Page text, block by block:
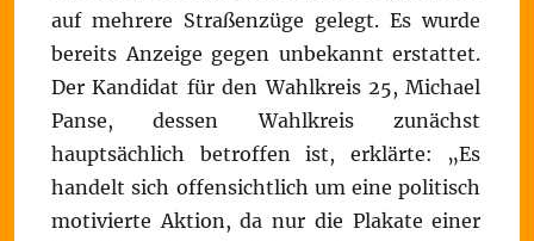
auf mehrere Straßenzüge gelegt. Es wurde
bereits Anzeige gegen unbekannt erstattet.
Der Kandidat für den Wahlkreis 25, Michael
Panse, dessen Wahlkreis zunächst
hauptsächlich betroffen ist, erklärte: „Es
handelt sich offensichtlich um eine politisch
motivierte Aktion, da nur die Plakate einer